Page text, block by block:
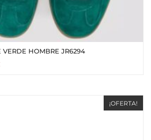
HOMBRE JR6294
¡OFERTA!